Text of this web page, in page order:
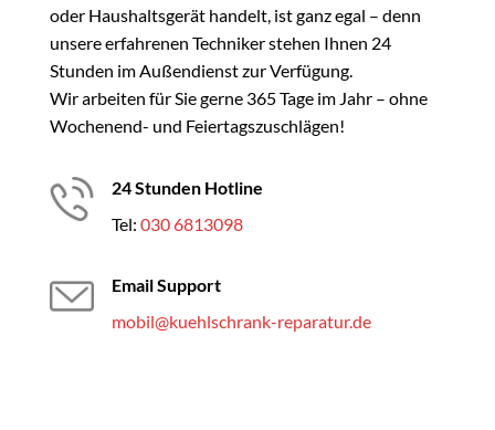
oder Haushaltsgerät handelt, ist ganz egal – denn
unsere erfahrenen Techniker stehen Ihnen 24
Stunden im Außendienst zur Verfügung.
Wir arbeiten für Sie gerne 365 Tage im Jahr – ohne
Wochenend- und Feiertagszuschlägen!
24 Stunden Hotline
Tel: 030 6813098
Email Support
mobil@kuehlschrank-reparatur.de